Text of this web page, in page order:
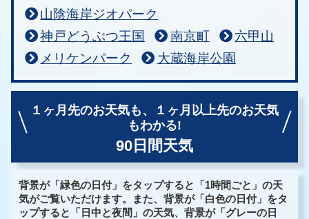
山陰海岸ジオパーク
神戸どうぶつ王国
南京町
六甲山
メリケンパーク
大蔵海岸公園
１ヶ月先のお天気も、
１ヶ月以上先のお天気
もわかる!
90日間天気
背景が「緑色の日付」をタップすると「1時間ごと」の天
気がご覧いただけます。また、背景が「白色の日付」をタ
ップすると「日中と夜間」の天気、背景が「グレーの日